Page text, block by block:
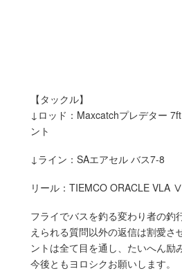
【タックル】
↓ロッド：Maxcatchプレデター
ント
↓ライン：SAエアセル バス7-8
リール：TIEMCO ORACLE VLA Ⅴ
フライでバスを釣る変わり者の釣
えられる質問以外の返信は割愛さ
ントは全て目を通し、たいへん励
今後ともヨロシクお願いします。